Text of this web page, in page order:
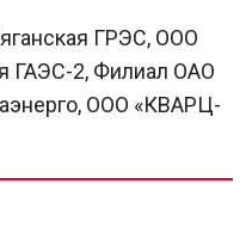
ГРЭС, ООО
ГАЭС-2, Филиал ОАО
ООО «КВАРЦ-